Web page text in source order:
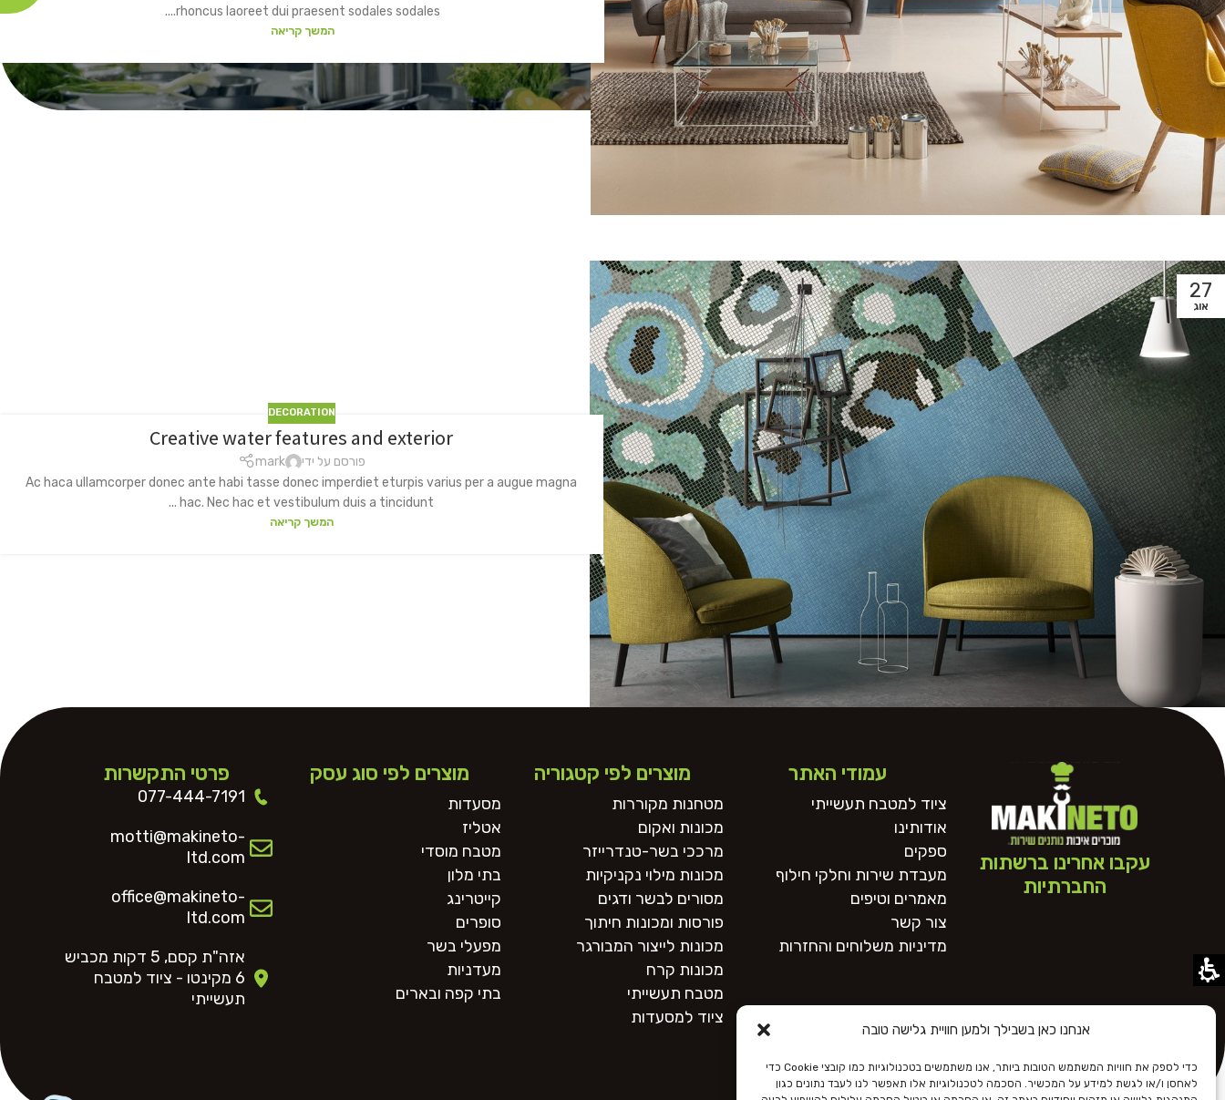
אנחנו כאן בשבילך ולמען חוויית גלישה טובה
כדי לספק את חוויות המשתמש הטובות ביותר, אנו משתמשים בטכנולוגיות כמו קובצי Cookie כדי
לאחסן ו/או לגשת למידע על המכשיר. הסכמה לטכנולוגיות אלו תאפשר לנו לעבד נתונים כגון
rhoncus laoreet dui praesent sodales sodales....
המשך קריאה
27
אוג
DECORATION
Creative water features and exterior
פורסם על ידי
mark
Ac haca ullamcorper donec ante habi tasse donec imperdiet eturpis varius per a augue magna
hac. Nec hac et vestibulum duis a tincidunt ...
המשך קריאה
עקבו אחרינו ברשתות
החברתיות
עמודי האתר
ציוד למטבח תעשייתי
אודותינו
ספקים
מעבדת שירות וחלקי חילוף
מאמרים וטיפים
צור קשר
מדיניות משלוחים והחזרות
מוצרים לפי קטגוריה
מטחנות מקוררות
מכונות ואקום
מרככי בשר-טנדרייזר
מכונות מילוי נקניקיות
מסורים לבשר ודגים
פורסות ומכונות חיתוך
מכונות לייצור המבורגר
מכונות קרח
מטבח תעשייתי
ציוד למסעדות
מוצרים לפי סוג עסק
מסעדות
אטליז
מטבח מוסדי
בתי מלון
קייטרינג
סופרים
מפעלי בשר
מעדניות
בתי קפה ובארים
פרטי התקשרות
077-444-7191
motti@makineto-
ltd.com
office@makineto-
ltd.com
אזה"ת קסם, 5 דקות מכביש
6 מקינטו - ציוד למטבח
תעשייתי